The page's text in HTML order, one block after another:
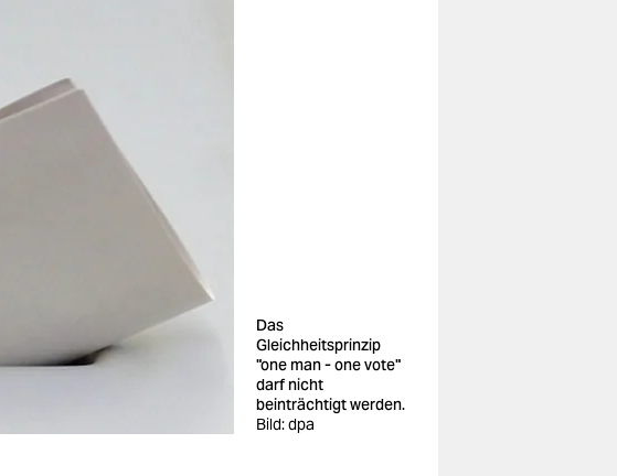
Das
Gleichheitsprinzip
"one man - one vote"
darf nicht
beinträchtigt werden.
Bild: dpa